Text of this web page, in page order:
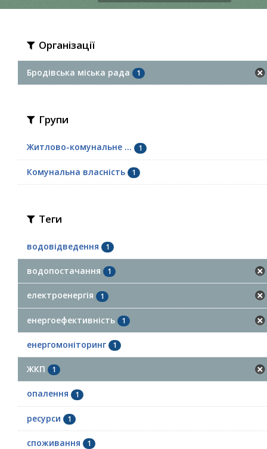
Організації
Бродівська міська рада 1
Групи
Житлово-комунальне ... 1
Комунальна власність 1
Теги
водовідведення 1
водопостачання 1
електроенергія 1
енергоефективність 1
енергомоніторинг 1
ЖКП 1
опалення 1
ресурси 1
споживання 1